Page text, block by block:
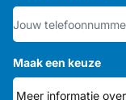
Maak een keuze